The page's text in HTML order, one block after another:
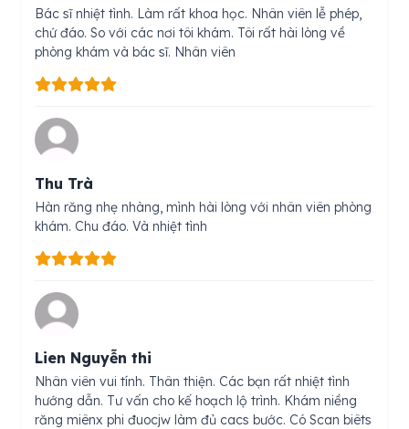
Bác sĩ nhiệt tình. Làm rất khoa học. Nhân viên lễ phép,
chứ đáo. So với các nơi tôi khám. Tôi rất hài lòng về
phòng khám và bác sĩ. Nhân viên
Thu Trà
Hàn răng nhẹ nhàng, mình hài lòng với nhân viên phòng
khám. Chu đáo. Và nhiệt tình
Lien Nguyễn thi
Nhân viên vui tính. Thân thiện. Các bạn rất nhiệt tình
hướng dẫn. Tư vấn cho kế hoạch lộ trình. Khám niềng
răng miênx phi đuocjw làm đủ cacs bước. Có Scan biêts